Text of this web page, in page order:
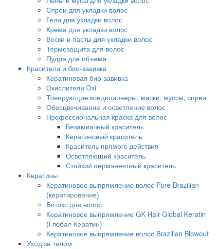
Спреи для укладки волос
Гели для укладки волос
Крема для укладки волос
Воски и пасты для укладки волос
Термозащита для волос
Пудра для объема
Красители и био-завивка
Кератиновая био-завивка
Окислители Oxi
Тонирующие кондиционеры, маски, муссы, спреи
Обесцвечивание и осветление волос
Профессиональная краска для волос
Безамиачный краситель
Кератиновый краситель
Краситель прямого действия
Осветляющий краситель
Стойкий перманентный краситель
Кератины
Кератиновое выпрямление волос Pure Brazilian
(кератирование)
Ботокс для волос
Кератиновое выпрямление GK Hair Global Keratin
(Глобал Кератин)
Кератиновое выпрямление волос Brazilian Blowout
Уход за телом